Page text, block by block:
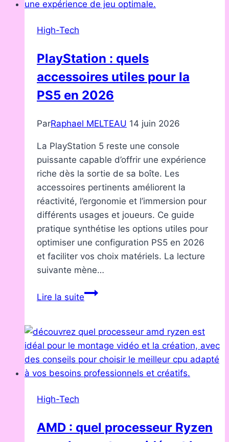
sur
High-Tech
PlayStation : quels
accessoires utiles pour la
PS5 en 2026
ParRaphael MELTEAU 14 juin 2026
La PlayStation 5 reste une console
puissante capable d’offrir une expérience
riche dès la sortie de sa boîte. Les
accessoires pertinents améliorent la
réactivité, l’ergonomie et l’immersion pour
différents usages et joueurs. Ce guide
pratique synthétise les options utiles pour
optimiser une configuration PS5 en 2026
et faciliter vos choix matériels. La lecture
suivante mène…
Lire la suitePlayStation
accessoires
utiles
pour
la
High-Tech
AMD : quel processeur Ryzen